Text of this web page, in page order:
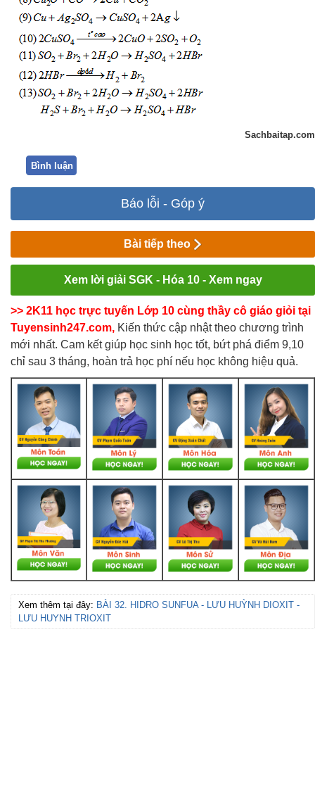
Sachbaitap.com
Bình luận
Báo lỗi - Góp ý
Bài tiếp theo
Xem lời giải SGK - Hóa 10 - Xem ngay
>> 2K11 học trực tuyến Lớp 10 cùng thầy cô giáo giỏi tại
Tuyensinh247.com, Kiến thức cập nhật theo chương trình
mới nhất. Cam kết giúp học sinh học tốt, bứt phá điểm 9,10
chỉ sau 3 tháng, hoàn trả học phí nếu học không hiệu quả.
Xem thêm tại đây: BÀI 32. HIDRO SUNFUA - LƯU HUỲNH DIOXIT -
LƯU HUYNH TRIOXIT